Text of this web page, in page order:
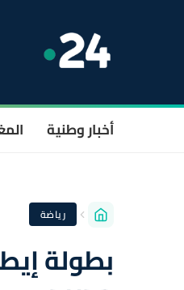
أخبار وطنية
رياضة
بطولة